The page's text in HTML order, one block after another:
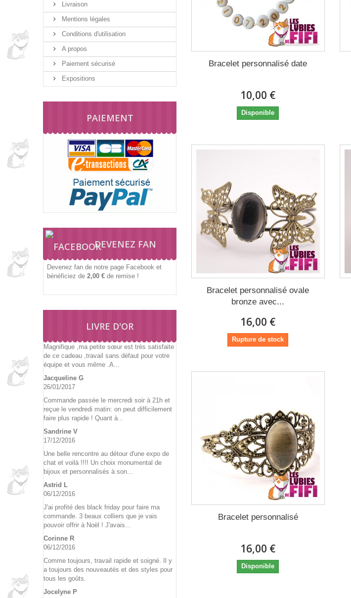
Livraison
Mentions légales
Conditions d'utilisation
A propos
Paiement sécurisé
Expositions
PAIEMENT
DEVENEZ FAN
Devenez fan de notre page Facebook et
bénéficiez de 2,00 € de remise !
LIVRE D'OR
Magnifique ,ma petite sœur est très satisfaite
de ce cadeau ,travail sans défaut pour votre
équipe et vous même .A...
Jacqueline G
26/01/2017
Commande passée le mercredi soir à 21h et
reçue le vendredi matin: on peut difficilement
faire plus rapide ! Quant à...
Sandrine V
17/12/2016
Une belle rencontre au détour d'une expo de
chat et voilà !!!! Un choix monumental de
bijoux et personnalisés à son...
Astrid L
06/12/2016
J'ai profité des black friday pour faire ma
commande. 3 beaux colliers que je vais
pouvoir offrir à Noël ! J'avais...
Corinne R
06/12/2016
Comme toujours, travail rapide et soigné. Il y
a toujours des nouveautés et des styles pour
tous les goûts.
Jocelyne P
Bracelet personnalisé date
10,00 €
Disponible
Bracelet personnalisé ovale
bronze avec...
16,00 €
Rupture de stock
Bracelet personnalisé
16,00 €
Disponible